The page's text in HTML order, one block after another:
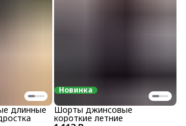
длинные
Новинка
Шорты джинсовые
короткие летние